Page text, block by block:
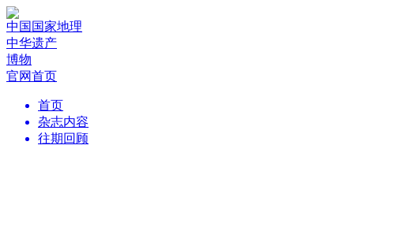
中国国家地理
中华遗产
博物
官网首页
首页
杂志内容
往期回顾